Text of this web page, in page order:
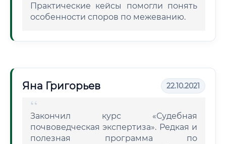
Практические кейсы помогли понять
особенности споров по межеванию.
Яна Григорьев 22.10.2021
Закончил курс «Судебная
почвоведческая экспертиза». Редкая и
полезная программа по